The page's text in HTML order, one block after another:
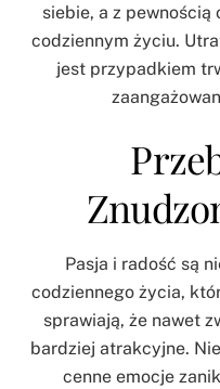
siebie, a z pewnością
codziennym życiu.
jest przypadkiem
Pasja i radość są
codziennego życia,
sprawiają, że nawet
bardziej atrakcyjne.
cenne emocje